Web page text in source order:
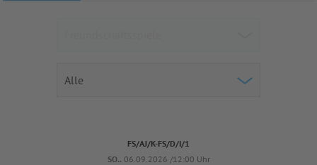
FS/AJ/K-FS/D/I/1
SO.. 06.09.2026 /12:00 Uhr